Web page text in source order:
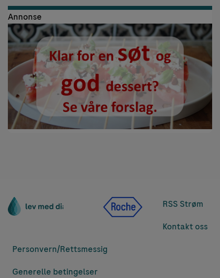
Annonse
RSS Strøm
Kontakt oss
Personvern/Rettsmessig
Generelle betingelser